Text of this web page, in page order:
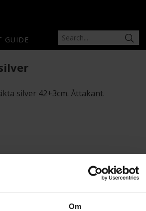
Om
GUIDE
silver 42+3cm. Åttakant.
+29:-
LÄGG I VARUKORGEN